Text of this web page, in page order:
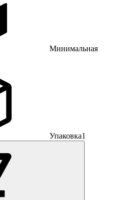
Минимальная
Упаковка1